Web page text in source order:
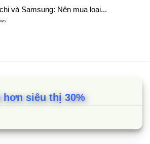
và Samsung: Nên mua loại...
hơn siêu thị 30%